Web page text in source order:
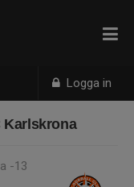
Logga in
Karlskrona
-13